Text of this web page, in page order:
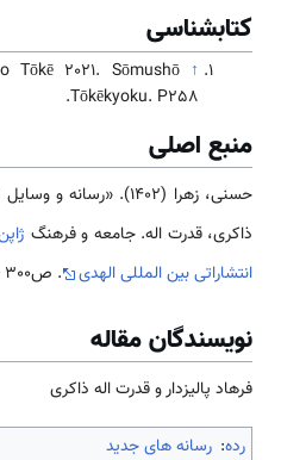
کتابشناسی
↑
Tōkē 2021. Sōmushō
Tōkēkyoku. P258.
منبع اصلی
حسنی، زهرا (1402).
ذاکری، قدرت اله. جامعه و فرهنگ
انتشاراتی بین المللی الهدی
. ص300 - 314.
نویسندگان مقاله
فرهاد پالیزدار و قدرت اله ذاکری
رده: رسانه های جدید